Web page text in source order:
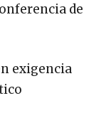
de
exigencia